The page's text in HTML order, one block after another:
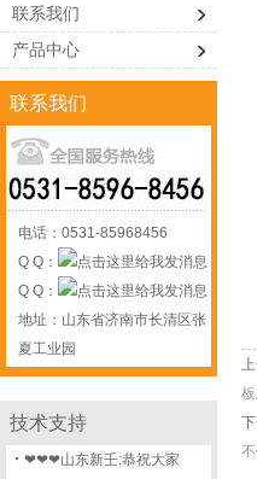
联系我们
产品中心
联系我们
电话：0531-85968456
Q Q：
Q Q：
地址：山东省济南市长清区张
夏工业园
技术支持
❤❤❤山东新壬:恭祝大家
上
下